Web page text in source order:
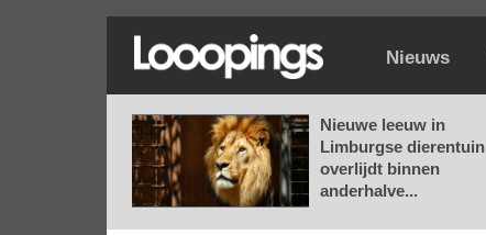
Nieuws
Nieuwe leeuw in
Limburgse dierentuin
overlijdt binnen
anderhalve...